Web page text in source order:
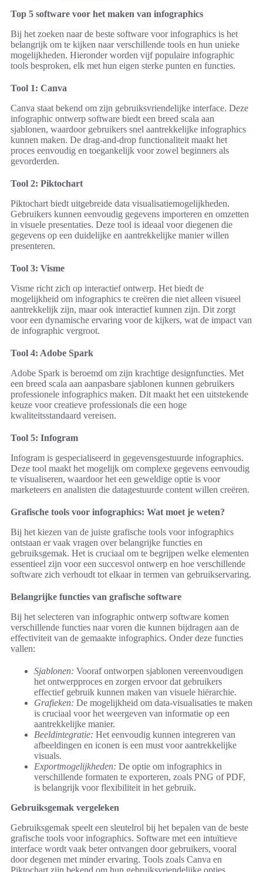
Top 5 software voor het maken van infographics
Bij het zoeken naar de beste software voor infographics is het
belangrijk om te kijken naar verschillende tools en hun unieke
mogelijkheden. Hieronder worden vijf populaire infographic
tools besproken, elk met hun eigen sterke punten en functies.
Tool 1: Canva
Canva staat bekend om zijn gebruiksvriendelijke interface. Deze
infographic ontwerp software biedt een breed scala aan
sjablonen, waardoor gebruikers snel aantrekkelijke infographics
kunnen maken. De drag-and-drop functionaliteit maakt het
proces eenvoudig en toegankelijk voor zowel beginners als
gevorderden.
Tool 2: Piktochart
Piktochart biedt uitgebreide data visualisatiemogelijkheden.
Gebruikers kunnen eenvoudig gegevens importeren en omzetten
in visuele presentaties. Deze tool is ideaal voor diegenen die
gegevens op een duidelijke en aantrekkelijke manier willen
presenteren.
Tool 3: Visme
Visme richt zich op interactief ontwerp. Het biedt de
mogelijkheid om infographics te creëren die niet alleen visueel
aantrekkelijk zijn, maar ook interactief kunnen zijn. Dit zorgt
voor een dynamische ervaring voor de kijkers, wat de impact van
de infographic vergroot.
Tool 4: Adobe Spark
Adobe Spark is beroemd om zijn krachtige designfuncties. Met
een breed scala aan aanpasbare sjablonen kunnen gebruikers
professionele infographics maken. Dit maakt het een uitstekende
keuze voor creatieve professionals die een hoge
kwaliteitsstandaard vereisen.
Tool 5: Infogram
Infogram is gespecialiseerd in gegevensgestuurde infographics.
Deze tool maakt het mogelijk om complexe gegevens eenvoudig
te visualiseren, waardoor het een geweldige optie is voor
marketeers en analisten die datagestuurde content willen creëren.
Grafische tools voor infographics: Wat moet je weten?
Bij het kiezen van de juiste grafische tools voor infographics
ontstaan er vaak vragen over belangrijke functies en
gebruiksgemak. Het is cruciaal om te begrijpen welke elementen
essentieel zijn voor een succesvol ontwerp en hoe verschillende
software zich verhoudt tot elkaar in termen van gebruikservaring.
Belangrijke functies van grafische software
Bij het selecteren van infographic ontwerp software komen
verschillende functies naar voren die kunnen bijdragen aan de
effectiviteit van de gemaakte infographics. Onder deze functies
vallen:
Sjablonen: Vooraf ontworpen sjablonen vereenvoudigen
het ontwerpproces en zorgen ervoor dat gebruikers
effectief gebruik kunnen maken van visuele hiërarchie.
Grafieken: De mogelijkheid om data-visualisaties te maken
is cruciaal voor het weergeven van informatie op een
aantrekkelijke manier.
Beeldintegratie: Het eenvoudig kunnen integreren van
afbeeldingen en iconen is een must voor aantrekkelijke
visuals.
Exportmogelijkheden: De optie om infographics in
verschillende formaten te exporteren, zoals PNG of PDF,
is belangrijk voor flexibiliteit in het gebruik.
Gebruiksgemak vergeleken
Gebruiksgemak speelt een sleutelrol bij het bepalen van de beste
grafische tools voor infographics. Software met een intuïtieve
interface wordt vaak beter ontvangen door gebruikers, vooral
door degenen met minder ervaring. Tools zoals Canva en